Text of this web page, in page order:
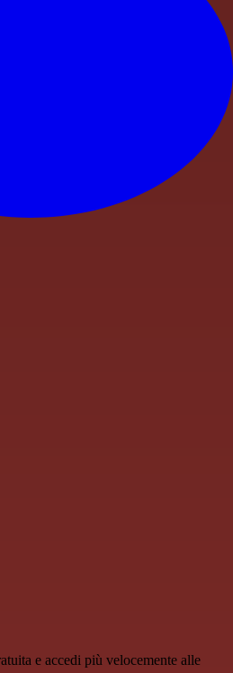
e accedi più velocemente alle